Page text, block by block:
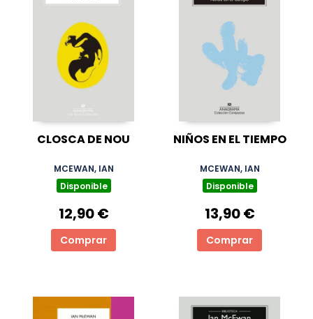
CLOSCA DE NOU
MCEWAN, IAN
Disponible
12,90 €
Comprar
NIÑOS EN EL TIEMPO
MCEWAN, IAN
Disponible
13,90 €
Comprar